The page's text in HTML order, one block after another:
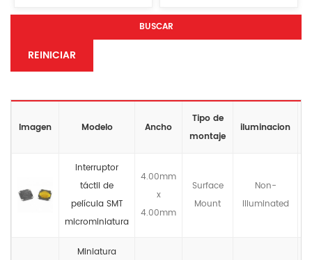
BUSCAR
REINICIAR
Imagen Modelo Ancho
Tipo de
montaje
iluminacion
Interruptor
táctil de
película SMT
microminiatura
4.00mm
x
4.00mm
Surface
Mount
Non-
llluminated
Miniatura